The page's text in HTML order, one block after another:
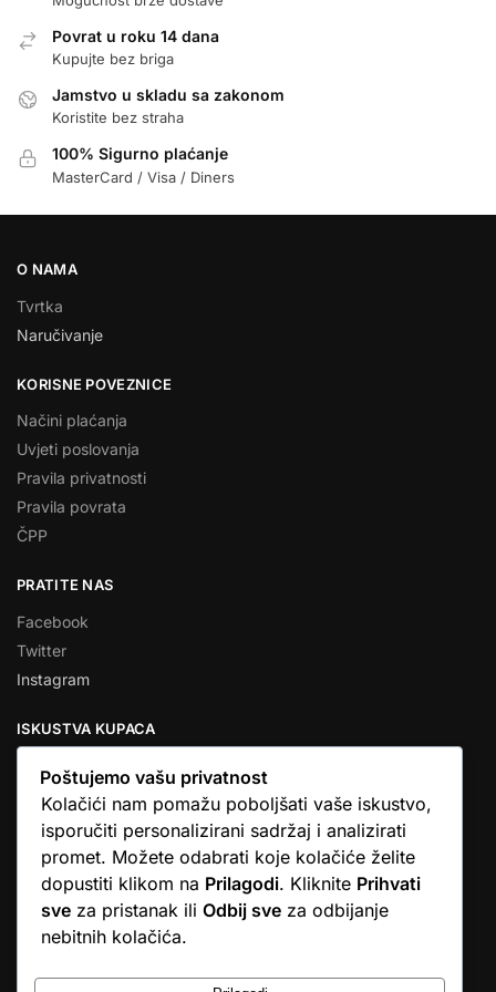
Povrat u roku 14 dana
Kupujte bez briga
Jamstvo u skladu sa zakonom
Koristite bez straha
100% Sigurno plaćanje
MasterCard / Visa / Diners
O NAMA
Tvrtka
Naručivanje
KORISNE POVEZNICE
Načini plaćanja
Uvjeti poslovanja
Pravila privatnosti
Pravila povrata
ČPP
PRATITE NAS
Facebook
Twitter
Instagram
ISKUSTVA KUPACA
★★★★★
… Ono što me se dojmilo je ljudski pristup i njihova briga da
dobijem što sam naručio. U većini web shopova nitko vas ne
zove, samo otkažu narudžbu. …
Stjepan D.M.
© Argus elektronika d.o.o.
Poštujemo vašu privatnost
Kolačići nam pomažu poboljšati vaše iskustvo,
isporučiti personalizirani sadržaj i analizirati
promet. Možete odabrati koje kolačiće želite
dopustiti klikom na Prilagodi. Kliknite Prihvati
sve za pristanak ili Odbij sve za odbijanje
nebitnih kolačića.